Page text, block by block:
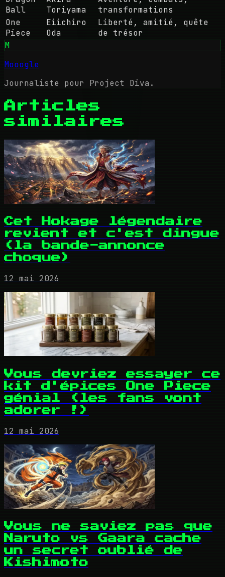
Ball
Toriyama
transformations
One
Piece
Eiichiro
Oda
Liberté, amitié, quête
de trésor
M
Mooogle
Journaliste pour Project Diva.
Articles
similaires
Cet Hokage légendaire
revient et c'est dingue
(la bande-annonce
choque)
12 mai 2026
Vous devriez essayer ce
kit d'épices One Piece
génial (les fans vont
adorer !)
12 mai 2026
Vous ne saviez pas que
Naruto vs Gaara cache
un secret oublié de
Kishimoto